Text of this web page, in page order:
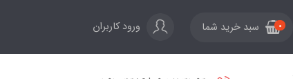
0 سبد خرید شما ورود کاربران